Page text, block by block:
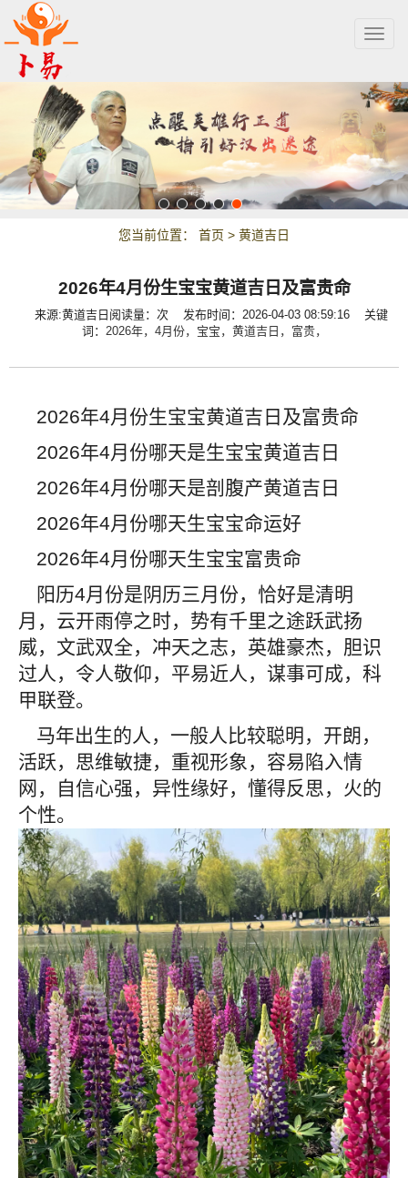
您当前位置： 首页 > 黄道吉日
2026年4月份生宝宝黄道吉日及富贵命
来源:黄道吉日 阅读量： 次 发布时间：2026-04-03 08:59:16 关键
词： 2026年， 4月份， 宝宝， 黄道吉日， 富贵，
2026年4月份生宝宝黄道吉日及富贵命
2026年4月份哪天是生宝宝黄道吉日
2026年4月份哪天是剖腹产黄道吉日
2026年4月份哪天生宝宝命运好
2026年4月份哪天生宝宝富贵命
阳历4月份是阴历三月份，恰好是清明
月，云开雨停之时，势有千里之途跃武扬
威，文武双全，冲天之志，英雄豪杰，胆识
过人，令人敬仰，平易近人，谋事可成，科
甲联登。
马年出生的人，一般人比较聪明，开朗，
活跃，思维敏捷，重视形象，容易陷入情
网，自信心强，异性缘好，懂得反思，火的
个性。